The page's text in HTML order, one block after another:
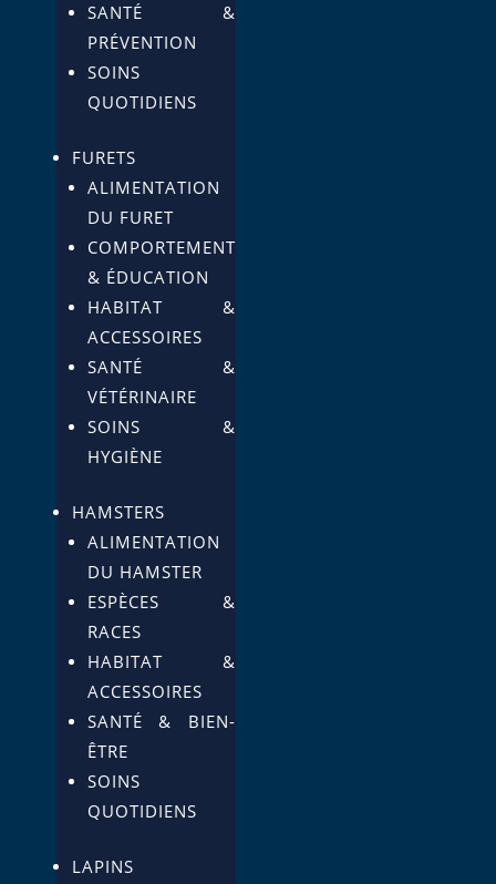
SANTÉ &
PRÉVENTION
SOINS
QUOTIDIENS
FURETS
ALIMENTATION
DU FURET
COMPORTEMENT
& ÉDUCATION
HABITAT &
ACCESSOIRES
SANTÉ &
VÉTÉRINAIRE
SOINS &
HYGIÈNE
HAMSTERS
ALIMENTATION
DU HAMSTER
ESPÈCES &
RACES
HABITAT &
ACCESSOIRES
SANTÉ & BIEN-
ÊTRE
SOINS
QUOTIDIENS
LAPINS